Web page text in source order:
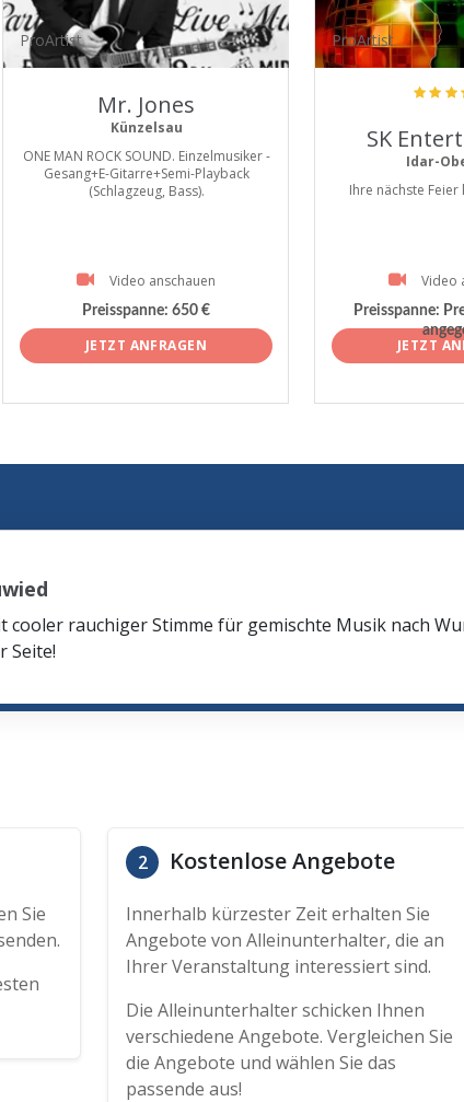
ProArtist
Mr. Jones
Künzelsau
ONE MAN ROCK SOUND. Einzelmusiker -
Gesang+E-Gitarre+Semi-Playback
(Schlagzeug, Bass).
Video anschauen
Preisspanne: 650 €
JETZT ANFRAGEN
ProArtist
SK
Idar-
Ihre nächste
Video
Preisspanne:
JETZT
rauchiger Stimme für gemischte Musik nach
Seite!
Sie
2 Kostenlose Angebote
Innerhalb kürzester Zeit erhalten Sie
Angebote von Alleinunterhalter, die an
Ihrer Veranstaltung interessiert sind.
Die Alleinunterhalter schicken Ihnen
verschiedene Angebote. Vergleichen Sie
die Angebote und wählen Sie das
passende aus!